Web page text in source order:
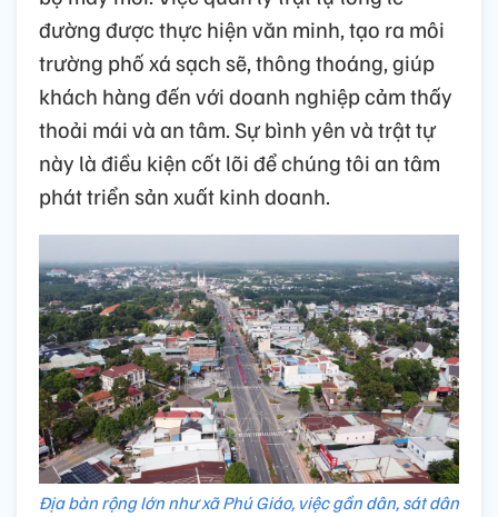
đường được thực hiện văn minh, tạo ra môi
trường phố xá sạch sẽ, thông thoáng, giúp
khách hàng đến với doanh nghiệp cảm thấy
thoải mái và an tâm. Sự bình yên và trật tự
này là điều kiện cốt lõi để chúng tôi an tâm
phát triển sản xuất kinh doanh.
Địa bàn rộng lớn như xã Phú Giáo, việc gần dân, sát dân